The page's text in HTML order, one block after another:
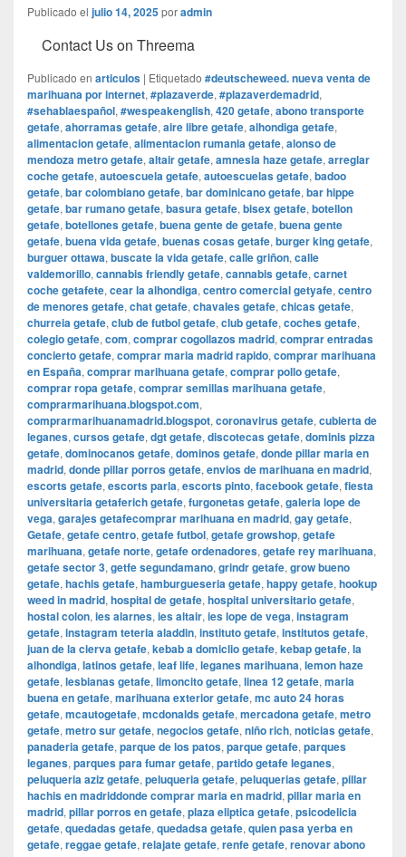
Publicado el julio 14, 2025poradmin
Contact Us on Threema
Publicado en articulos | Etiquetado #deutscheweed. nueva venta de
marihuana por internet, #plazaverde, #plazaverdemadrid,
#sehablaespañol, #wespeakenglish, 420 getafe, abono transporte
getafe, ahorramas getafe, aire libre getafe, alhondiga getafe,
alimentacion getafe, alimentacion rumania getafe, alonso de
mendoza metro getafe, altair getafe, amnesia haze getafe, arreglar
coche getafe, autoescuela getafe, autoescuelas getafe, badoo
getafe, bar colombiano getafe, bar dominicano getafe, bar hippe
getafe, bar rumano getafe, basura getafe, bisex getafe, botellon
getafe, botellones getafe, buena gente de getafe, buena gente
getafe, buena vida getafe, buenas cosas getafe, burger king getafe,
burguer ottawa, buscate la vida getafe, calle griñon, calle
valdemorillo, cannabis friendly getafe, cannabis getafe, carnet
coche getafete, cear la alhondiga, centro comercial getyafe, centro
de menores getafe, chat getafe, chavales getafe, chicas getafe,
churreia getafe, club de futbol getafe, club getafe, coches getafe,
colegio getafe, com, comprar cogollazos madrid, comprar entradas
concierto getafe, comprar maria madrid rapido, comprar marihuana
en España, comprar marihuana getafe, comprar pollo getafe,
comprar ropa getafe, comprar semillas marihuana getafe,
comprarmarihuana.blogspot.com,
comprarmarihuanamadrid.blogspot, coronavirus getafe, cubierta de
leganes, cursos getafe, dgt getafe, discotecas getafe, dominis pizza
getafe, dominocanos getafe, dominos getafe, donde pillar maria en
madrid, donde pillar porros getafe, envios de marihuana en madrid,
escorts getafe, escorts parla, escorts pinto, facebook getafe, fiesta
universitaria getaferich getafe, furgonetas getafe, galeria lope de
vega, garajes getafecomprar marihuana en madrid, gay getafe,
Getafe, getafe centro, getafe futbol, getafe growshop, getafe
marihuana, getafe norte, getafe ordenadores, getafe rey marihuana,
getafe sector 3, getfe segundamano, grindr getafe, grow bueno
getafe, hachis getafe, hamburgueseria getafe, happy getafe, hookup
weed in madrid, hospital de getafe, hospital universitario getafe,
hostal colon, ies alarnes, ies altair, ies lope de vega, instagram
getafe, instagram teteria aladdin, instituto getafe, institutos getafe,
juan de la cierva getafe, kebab a domiclio getafe, kebap getafe, la
alhondiga, latinos getafe, leaf life, leganes marihuana, lemon haze
getafe, lesbianas getafe, limoncito getafe, linea 12 getafe, maria
buena en getafe, marihuana exterior getafe, mc auto 24 horas
getafe, mcautogetafe, mcdonalds getafe, mercadona getafe, metro
getafe, metro sur getafe, negocios getafe, niño rich, noticias getafe,
panaderia getafe, parque de los patos, parque getafe, parques
leganes, parques para fumar getafe, partido getafe leganes,
peluqueria aziz getafe, peluqueria getafe, peluquerias getafe, pillar
hachis en madriddonde comprar maria en madrid, pillar maria en
madrid, pillar porros en getafe, plaza eliptica getafe, psicodelicia
getafe, quedadas getafe, quedadsa getafe, quien pasa yerba en
getafe, reggae getafe, relajate getafe, renfe getafe, renovar abono